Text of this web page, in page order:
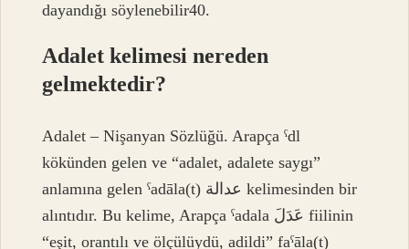
dayandığı söylenebilir40.
Adalet kelimesi nereden
gelmektedir?
Adalet – Nişanyan Sözlüğü. Arapça ˁdl
kökünden gelen ve “adalet, adalete saygı”
anlamına gelen ˁadāla(t) عدالة kelimesinden bir
alıntıdır. Bu kelime, Arapça ˁadala عَدَلَ fiilinin
“eşit, orantılı ve ölçülüydü, adildi” faˁāla(t)